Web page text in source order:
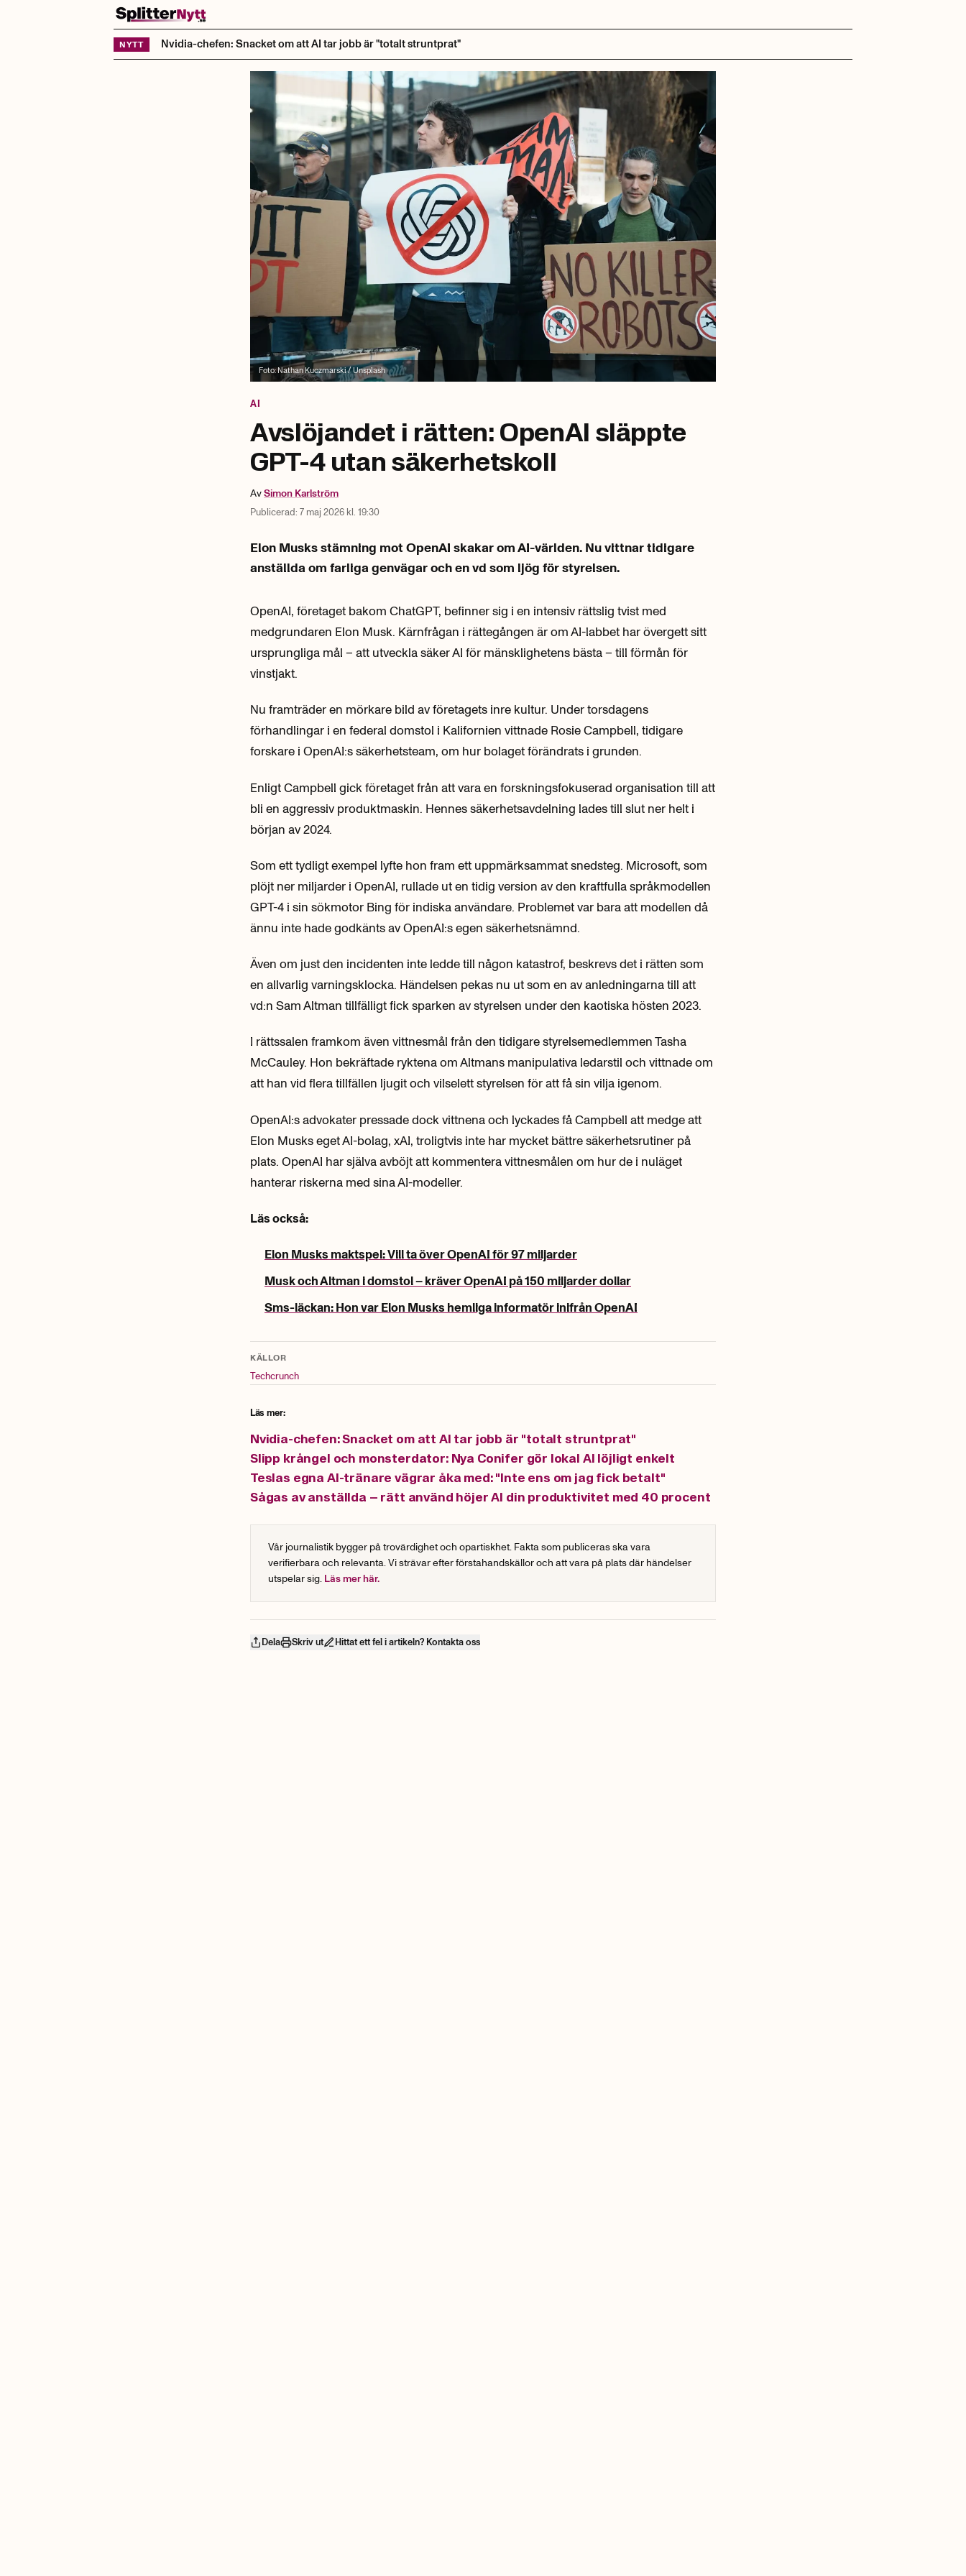
NYTT Nvidia-chefen: Snacket om att AI tar jobb är "totalt struntprat"
Foto:Nathan Kuczmarski / Unsplash
AI
Avslöjandet i rätten: OpenAI släppte
GPT-4 utan säkerhetskoll
AvSimon Karlström
Publicerad: 7 maj 2026 kl. 19:30
Elon Musks stämning mot OpenAI skakar om AI-världen. Nu vittnar tidigare
anställda om farliga genvägar och en vd som ljög för styrelsen.
OpenAI, företaget bakom ChatGPT, befinner sig i en intensiv rättslig tvist med
medgrundaren Elon Musk. Kärnfrågan i rättegången är om AI-labbet har övergett sitt
ursprungliga mål – att utveckla säker AI för mänsklighetens bästa – till förmån för
vinstjakt.
Nu framträder en mörkare bild av företagets inre kultur. Under torsdagens
förhandlingar i en federal domstol i Kalifornien vittnade Rosie Campbell, tidigare
forskare i OpenAI:s säkerhetsteam, om hur bolaget förändrats i grunden.
Enligt Campbell gick företaget från att vara en forskningsfokuserad organisation till att
bli en aggressiv produktmaskin. Hennes säkerhetsavdelning lades till slut ner helt i
början av 2024.
Som ett tydligt exempel lyfte hon fram ett uppmärksammat snedsteg. Microsoft, som
plöjt ner miljarder i OpenAI, rullade ut en tidig version av den kraftfulla språkmodellen
GPT-4 i sin sökmotor Bing för indiska användare. Problemet var bara att modellen då
ännu inte hade godkänts av OpenAI:s egen säkerhetsnämnd.
Även om just den incidenten inte ledde till någon katastrof, beskrevs det i rätten som
en allvarlig varningsklocka. Händelsen pekas nu ut som en av anledningarna till att
vd:n Sam Altman tillfälligt fick sparken av styrelsen under den kaotiska hösten 2023.
I rättssalen framkom även vittnesmål från den tidigare styrelsemedlemmen Tasha
McCauley. Hon bekräftade ryktena om Altmans manipulativa ledarstil och vittnade om
att han vid flera tillfällen ljugit och vilselett styrelsen för att få sin vilja igenom.
OpenAI:s advokater pressade dock vittnena och lyckades få Campbell att medge att
Elon Musks eget AI-bolag, xAI, troligtvis inte har mycket bättre säkerhetsrutiner på
plats. OpenAI har själva avböjt att kommentera vittnesmålen om hur de i nuläget
hanterar riskerna med sina AI-modeller.
Läs också:
Elon Musks maktspel: Vill ta över OpenAI för 97 miljarder
Musk och Altman i domstol – kräver OpenAI på 150 miljarder dollar
Sms-läckan: Hon var Elon Musks hemliga informatör inifrån OpenAI
KÄLLOR
Techcrunch
Läs mer:
Nvidia-chefen: Snacket om att AI tar jobb är "totalt struntprat"
Slipp krångel och monsterdator: Nya Conifer gör lokal AI löjligt enkelt
Teslas egna AI-tränare vägrar åka med: "Inte ens om jag fick betalt"
Sågas av anställda – rätt använd höjer AI din produktivitet med 40 procent
Vår journalistik bygger på trovärdighet och opartiskhet. Fakta som publiceras ska vara
verifierbara och relevanta. Vi strävar efter förstahandskällor och att vara på plats där händelser
utspelar sig. Läs mer här.
Dela Skriv ut Hittat ett fel i artikeln? Kontakta oss